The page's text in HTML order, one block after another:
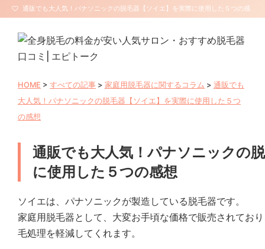
通販でも大人気！パナソニックの脱毛器【ソイエ】を実際に使用した５つの感
HOME > すべての記事 > 家庭用脱毛器に関するコラム > 通販でも
大人気！パナソニックの脱毛器【ソイエ】を実際に使用した５つ
の感想
通販でも大人気！パナソニックの
に使用した５つの感想
ソイエは、パナソニックが製造している脱毛器です。
家庭用脱毛器として、大変お手頃な価格で販売されてお
毛処理を軽減してくれます。